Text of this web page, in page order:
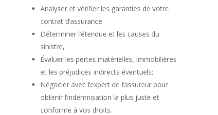
Analyser et vérifier les garanties de votre
contrat d’assurance
Déterminer l’étendue et les causes du
sinistre,
Évaluer les pertes matérielles, immobilières
et les préjudices indirects éventuels;
Négocier avec l’expert de l’assureur pour
obtenir l’indemnisation la plus juste et
conforme à vos droits.